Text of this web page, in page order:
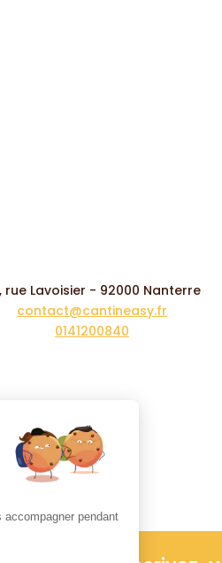
rue Lavoisier - 92000 Nanterre
contact@cantineasy.fr
0141200840